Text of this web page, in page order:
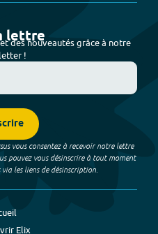
lettre
des nouveautés grâce à notre
!
vous consentez à recevoir notre lettre
pouvez vous désinscrire à tout moment
les liens de désinscription.
Elix